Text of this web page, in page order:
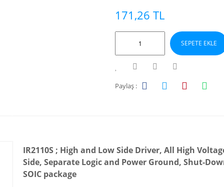
171,26 TL
SEPETE EKLE
Paylaş :
IR2110S ; High and Low Side Driver, All High
Side, Separate Logic and Power Ground, Shut-
SOIC package